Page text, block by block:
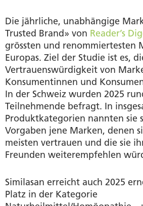
Die jährliche, unabhängige
Trusted Brand» von Reader’s
grössten und renommiertesten
Europas. Ziel der Studie ist es,
Vertrauenswürdigkeit von
Konsumentinnen und
In der Schweiz wurden 2025
Teilnehmende befragt. In
Produktkategorien nannten sie
Vorgaben jene Marken, denen
meisten vertrauen und die sie
Freunden weiterempfehlen
Similasan erreicht auch 2025
Platz in der Kategorie